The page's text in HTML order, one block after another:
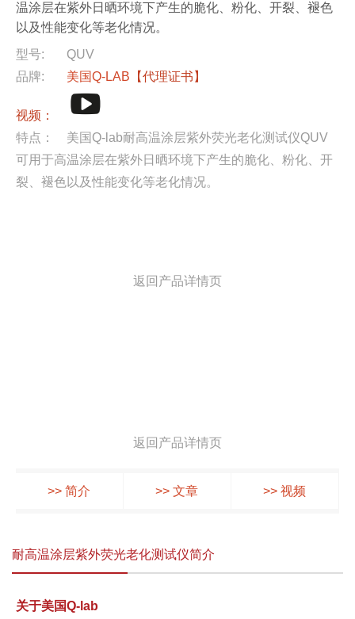
温涂层在紫外日晒环境下产生的脆化、粉化、开裂、褪色
以及性能变化等老化情况。
型号:
QUV
品牌:
美国Q-LAB 【代理证书】
视频：
特点：
美国Q-lab耐高温涂层紫外荧光老化测试仪QUV
可用于高温涂层在紫外日晒环境下产生的脆化、粉化、开
裂、褪色以及性能变化等老化情况。
返回产品详情页
返回产品详情页
>> 简介 >> 文章 >> 视频
耐高温涂层紫外荧光老化测试仪简介
关于美国Q-lab